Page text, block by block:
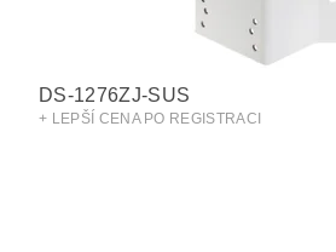
DS-1276ZJ-SUS
+ LEPŠÍ CENA PO REGISTRACI